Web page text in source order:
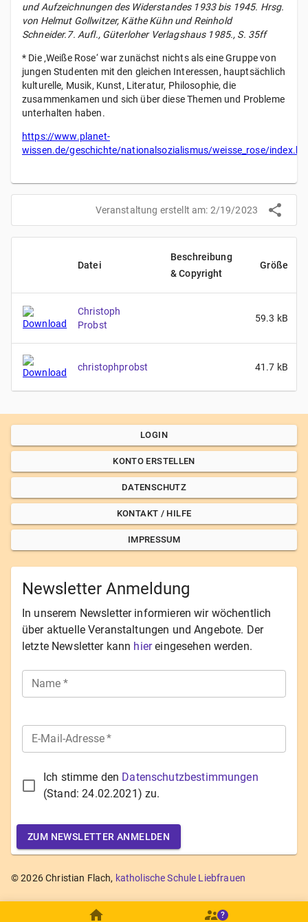
und Aufzeichnungen des Widerstandes 1933 bis 1945. Hrsg.
von Helmut Gollwitzer, Käthe Kühn und Reinhold
Schneider.7. Aufl., Güterloher Verlagshaus 1985., S. 35ff
* Die ‚Weiße Rose‘ war zunächst nichts als eine Gruppe von
jungen Studenten mit den gleichen Interessen, hauptsächlich
kulturelle, Musik, Kunst, Literatur, Philosophie, die
zusammenkamen und sich über diese Themen und Probleme
unterhalten haben.
https://www.planet-
wissen.de/geschichte/nationalsozialismus/weisse_rose/
Veranstaltung erstellt am: 2/19/2023
Datei
Beschreibung
& Copyright
Größe
Christoph
Probst
59.3 kB
christophprobst 41.7 kB
LOGIN
KONTO ERSTELLEN
DATENSCHUTZ
KONTAKT / HILFE
IMPRESSUM
Newsletter Anmeldung
In unserem Newsletter informieren wir wöchentlich
über aktuelle Veranstaltungen und Angebote. Der
letzte Newsletter kann hier eingesehen werden.
Name *
E-Mail-Adresse*
Ich stimme den Datenschutzbestimmungen
(Stand:24.02.2021) zu.
ZUM NEWSLETTER ANMELDEN
©2026Christian Flach, katholische Schule Liebfrauen
?